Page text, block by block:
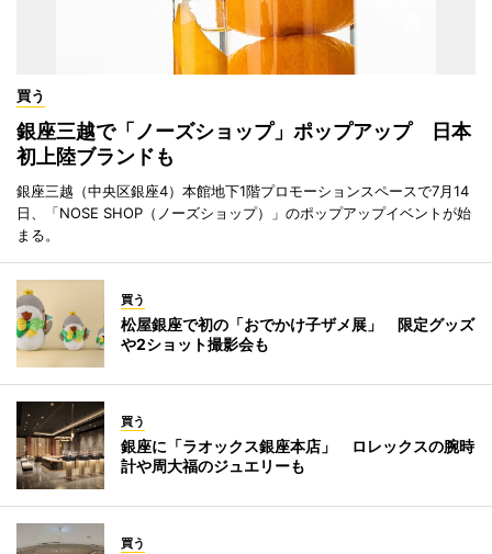
買う
銀座三越で「ノーズショップ」ポップアップ 日本
初上陸ブランドも
銀座三越（中央区銀座4）本館地下1階プロモーションスペースで7月14
日、「NOSE SHOP（ノーズショップ）」のポップアップイベントが始
まる。
買う
松屋銀座で初の「おでかけ子ザメ展」 限定グッズ
や2ショット撮影会も
買う
銀座に「ラオックス銀座本店」 ロレックスの腕時
計や周大福のジュエリーも
買う